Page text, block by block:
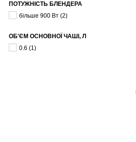
ПОТУЖНІСТЬ БЛЕНДЕРА
більше 900 Вт (2)
ОБ'ЄМ ОСНОВНОЇ ЧАШІ, Л
0.6 (1)